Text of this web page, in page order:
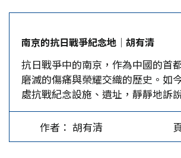
輕易取得偽造的牙齒美白資格證書
訓練包，售價僅數十英鎊。許多商
及安全警示外，甚至以塑膠袋或「
包」隨意包裝，在停車場、民宅交
規定，只有註冊牙醫或牙科專業人
0.1%…
之一，取得孫中山先生夢寐以求的
抗日戰爭勝利後，蔣介石不僅對戰
「不念舊惡、以德報怨」的寬大政
在陪都重慶設立「國立羅斯福圖書
後，也在台北市開闢「羅斯福路」
華人命名的交通大道，以示對羅斯
但好景不常，二戰後，中國內部發
美、蘇兩大陣營又進入冷戰，70多
軍（1911-1996）祭拜南京保衛戰中
命軍中央軍校教導總隊的官兵將士
謀面的舅舅謝承瑞（1904-1937）
本士官學校畢業的鈕先銘，與謝承
官，又都是來自江西的 「留洋」青
在綏遠的35軍，在軍長傅作義（
下服務。他…
南京的抗日戰爭紀念地│胡有清
抗日戰爭中的南京，作為中國的首
磨滅的傷痛與榮耀交織的歷史。如
處抗戰紀念設施、遺址，靜靜地訴
的歲月，警醒人們要銘記歷史、珍
殺遇難同胞紀念館 南京有五處國家
施、遺址，其中，侵華日軍南京大
作者： 胡有清